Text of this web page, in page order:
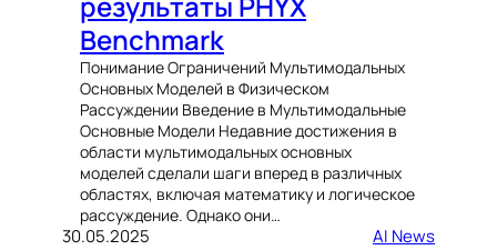
Benchmark
Понимание Ограничений Мультимодальных
Основных Моделей в Физическом
Рассуждении Введение в Мультимодальные
Основные Модели Недавние достижения в
области мультимодальных основных
моделей сделали шаги вперед в различных
областях, включая математику и логическое
рассуждение. Однако они…
30.05.2025 AI News